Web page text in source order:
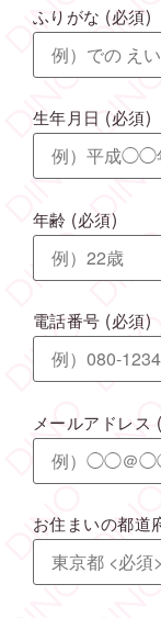
ふりがな (必須)
生年月日 (必須)
年齢 (必須)
電話番号 (必須)
メールアドレス
お住まいの都道